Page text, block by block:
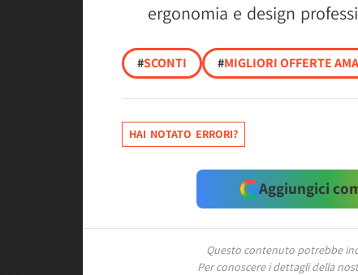
ergonomia e design
#SCONTI #MIGLIORI OFFERTE
HAI NOTATO ERRORI?
Aggiungici
Questo contenuto potrebbe
Per conoscere i dettagli della